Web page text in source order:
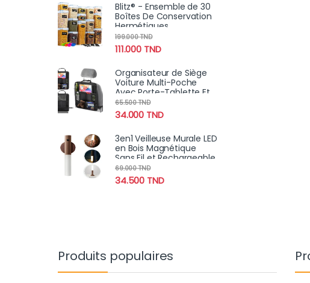
Blitz® - Ensemble de 30
Boîtes De Conservation
Hermétiques
Alimentaires Sans BPA
Pour Un Rangement
Idéal ( 15 Boites + 15
111.000 TND
199.000TND
Organisateur de Siège
Voiture Multi-Poche
Avec Porte-Tablette Et
Espaces de Stockage
Multiples
34.000 TND
65.500TND
3en1 Veilleuse Murale LED
en Bois Magnétique
Sans Fil et Rechargeable
avec Détecteur de
Mouvement
34.500 TND
69.000TND
Produits populaires